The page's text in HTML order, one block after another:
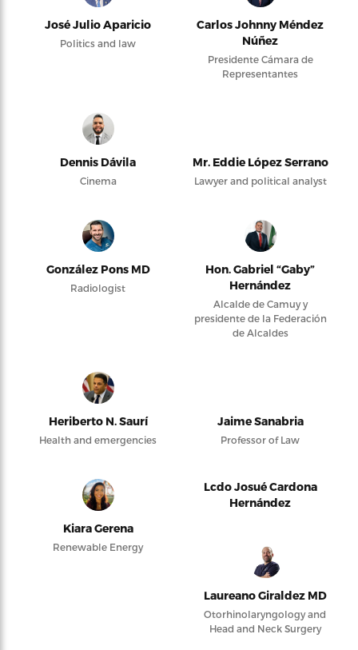
José Julio Aparicio
Politics and law
Carlos Johnny Méndez
Núñez
Presidente Cámara de
Representantes
Dennis Dávila
Cinema
Mr. Eddie López Serrano
Lawyer and political analyst
González Pons MD
Radiologist
Hon. Gabriel “Gaby”
Hernández
Alcalde de Camuy y
presidente de la Federación
de Alcaldes
Heriberto N. Saurí
Health and emergencies
Jaime Sanabria
Professor of Law
Kiara Gerena
Renewable Energy
Lcdo Josué Cardona
Hernández
Laureano Giraldez MD
Otorhinolaryngology and
Head and Neck Surgery